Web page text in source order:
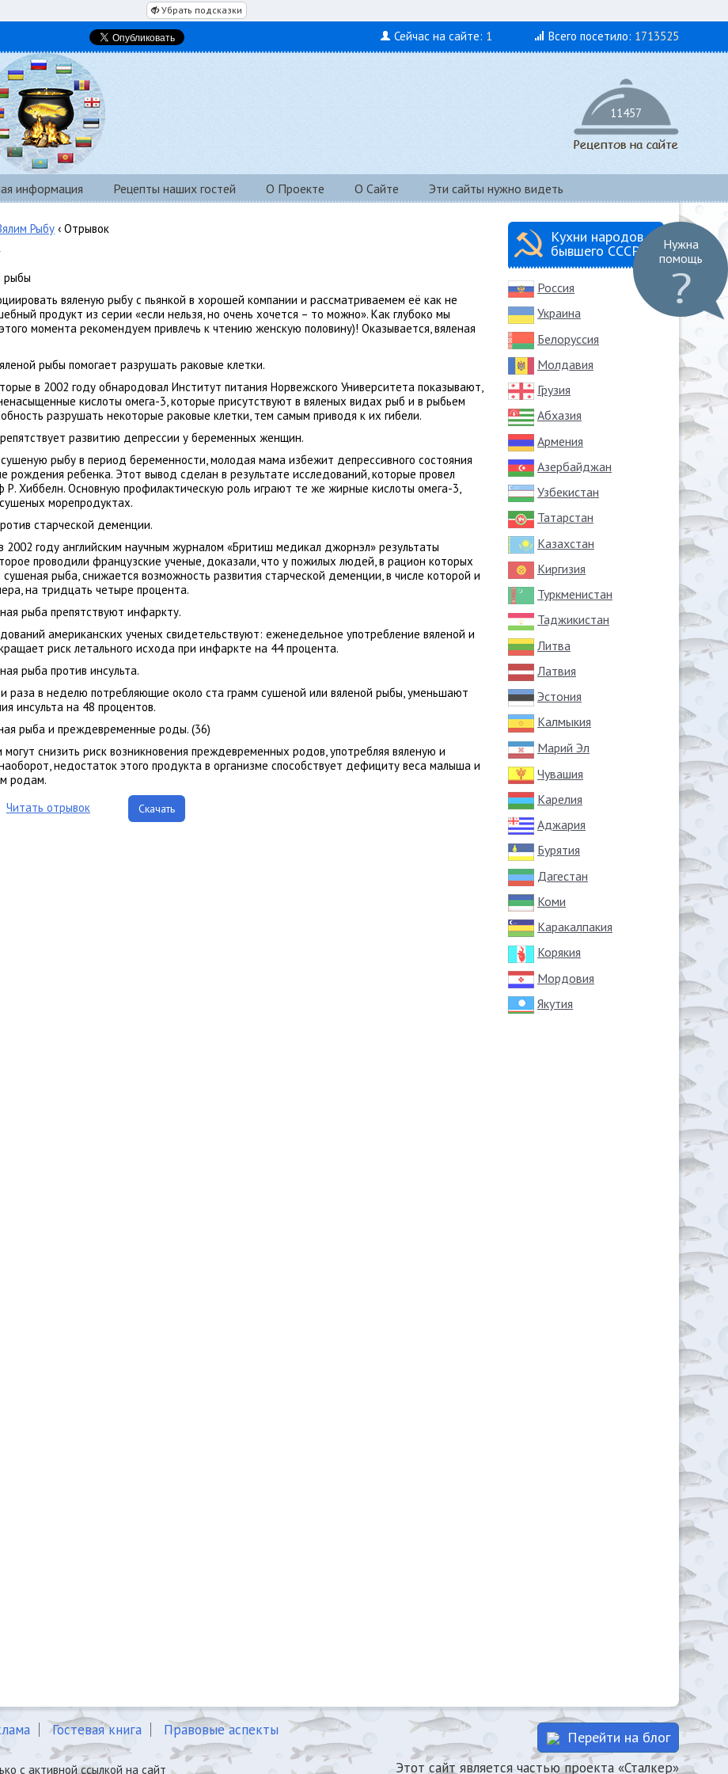
Убрать подсказки
Сейчас на сайте: 1 Всего посетило: 1713525
11457
информация Рецепты наших гостей О Проекте О Сайте Эти сайты нужно видеть
Рыбу ‹ Отрывок
рыбы
вяленую рыбу с пьянкой в хорошей компании и рассматриваемем её как не
продукт из серии «если нельзя, но очень хочется – то можно». Как глубоко мы
момента рекомендуем привлечь к чтению женскую половину)! Оказывается, вяленая
рыбы помогает разрушать раковые клетки.
в 2002 году обнародовал Институт питания Норвежского Университета показывают,
кислоты омега-3, которые присутствуют в вяленых видах рыб и в рыбьем
разрушать некоторые раковые клетки, тем самым приводя к их гибели.
развитию депрессии у беременных женщин.
рыбу в период беременности, молодая мама избежит депрессивного состояния
рождения ребенка. Этот вывод сделан в результате исследований, которые провел
Хиббелн. Основную профилактическую роль играют те же жирные кислоты омега-3,
морепродуктах.
старческой деменции.
2002 году английским научным журналом «Бритиш медикал джорнэл» результаты
проводили французские ученые, доказали, что у пожилых людей, в рацион которых
рыба, снижается возможность развития старческой деменции, в числе которой и
на тридцать четыре процента.
рыба препятствуют инфаркту.
американских ученых свидетельствуют: еженедельное употребление вяленой и
риск летального исхода при инфаркте на 44 процента.
рыба против инсульта.
раза в неделю потребляющие около ста грамм сушеной или вяленой рыбы, уменьшают
инсульта на 48 процентов.
рыба и преждевременные роды. (36)
снизить риск возникновения преждевременных родов, употребляя вяленую и
недостаток этого продукта в организме способствует дефициту веса малыша и
родам.
Читать отрывок Скачать
Кухни народов
бывшего СССР
Россия
Украина
Белоруссия
Молдавия
Грузия
Абхазия
Армения
Азербайджан
Узбекистан
Татарстан
Казахстан
Киргизия
Туркменистан
Таджикистан
Литва
Латвия
Эстония
Калмыкия
Марий Эл
Чувашия
Карелия
Аджария
Бурятия
Дагестан
Коми
Каракалпакия
Корякия
Мордовия
Якутия
Гостевая книга Правовые аспекты
с активной ссылкой на сайт
Перейти на блог
Этот сайт является частью проекта «Сталкер»
Нужна
помощь